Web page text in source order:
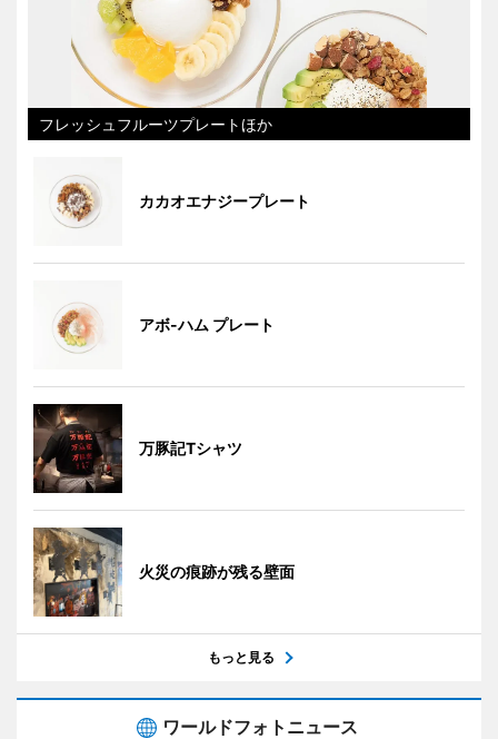
フレッシュフルーツプレートほか
カカオエナジープレート
アボ-ハム プレート
万豚記Tシャツ
火災の痕跡が残る壁面
もっと見る
ワールドフォトニュース